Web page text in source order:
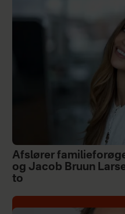
Afslører
og Jacob Bruun
to